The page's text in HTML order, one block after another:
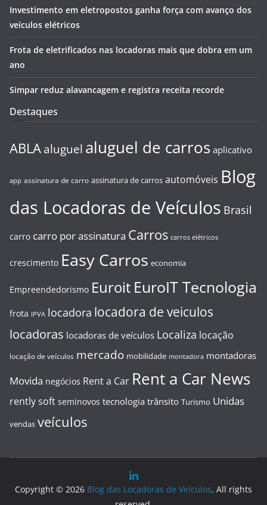
Investimento em eletropostos ganha força com avanço dos
veículos elétricos
Frota de eletrificados nas locadoras mais que dobra em um
ano
Simpar reduz alavancagem e registra receita recorde
Destaques
ABLA aluguel aluguel de carros aplicativo
app assinatura de carro assinatura de carros automóveis Blog
das Locadoras de Veículos Brasil
carro carro por assinatura Carros carros elétricos
crescimento Easy Carros economia
Empreendedorismo Euroit EuroIT Tecnologia
frota IPVA locadora locadora de veiculos
locadoras locadoras de veículos Localiza locação
locação de veículos mercado mobilidade montadora montadoras
Movida negócios Rent a Car Rent a Car News
rently soft seminovos tecnologia trânsito Turismo Unidas
vendas veículos
Copyright © 2026 Blog das Locadoras de Veículos. All rights